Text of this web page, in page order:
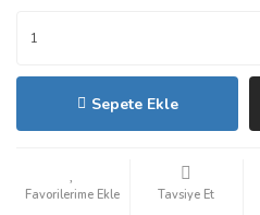
Sepete Ekle
Tavsiye Et